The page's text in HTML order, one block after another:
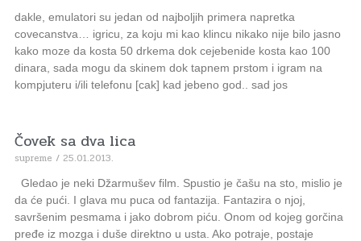
dakle, emulatori su jedan od najboljih primera napretka
covecanstva… igricu, za koju mi kao klincu nikako nije bilo jasno
kako moze da kosta 50 drkema dok cejebenide kosta kao 100
dinara, sada mogu da skinem dok tapnem prstom i igram na
kompjuteru i/ili telefonu [cak] kad jebeno god.. sad jos
Čovek sa dva lica
supreme 25.01.2013.
Gledao je neki Džarmušev film. Spustio je čašu na sto, mislio je
da će pući. I glava mu puca od fantazija. Fantazira o njoj,
savršenim pesmama i jako dobrom piću. Onom od kojeg gorčina
pređe iz mozga i duše direktno u usta. Ako potraje, postaje